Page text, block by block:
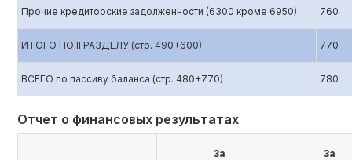
Прочие кредиторские задолженности (6300 кроме 6950) 760
ИТОГО ПО II РАЗДЕЛУ (стр. 490+600) 770
ВСЕГО по пассиву баланса (стр. 480+770) 780
Отчет о финансовых результатах
За
За